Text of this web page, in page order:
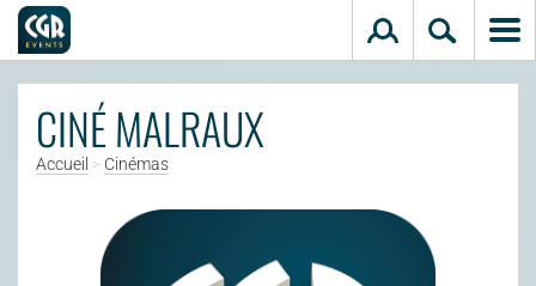
Aller au contenu principal
CINÉ MALRAUX
Accueil > Cinémas